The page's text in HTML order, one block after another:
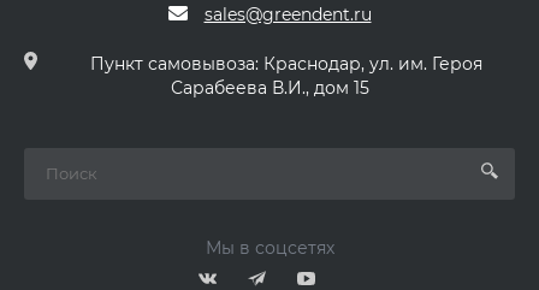
sales@greendent.ru
Пункт самовывоза: Краснодар, ул. им. Героя
Сарабеева В.И., дом 15
Мы в соцсетях